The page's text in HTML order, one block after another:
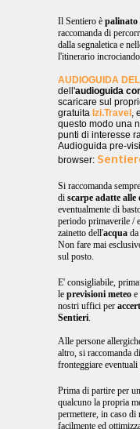
Il Sentiero è palinato
raccomanda di
dalla segnaletica e
l'itinerario
AUDIOGUIDA
dell'audioguida
scaricare sul
gratuita Izi.Travel ,
questo modo una
punti di interesse
Audioguida pre-
browser:
Si raccomanda
di scarpe adatte alle
eventualmente di
periodo primaverile /
zainetto dell'acqua
Non fare mai
sul posto.
E' consigliabile,
le previsioni meteo e
nostri uffici per
Sentieri.
Alle persone
altro, si raccomanda
fronteggiare
Prima di partire per
qualcuno la propria
permettere, in caso di
facilmente ed